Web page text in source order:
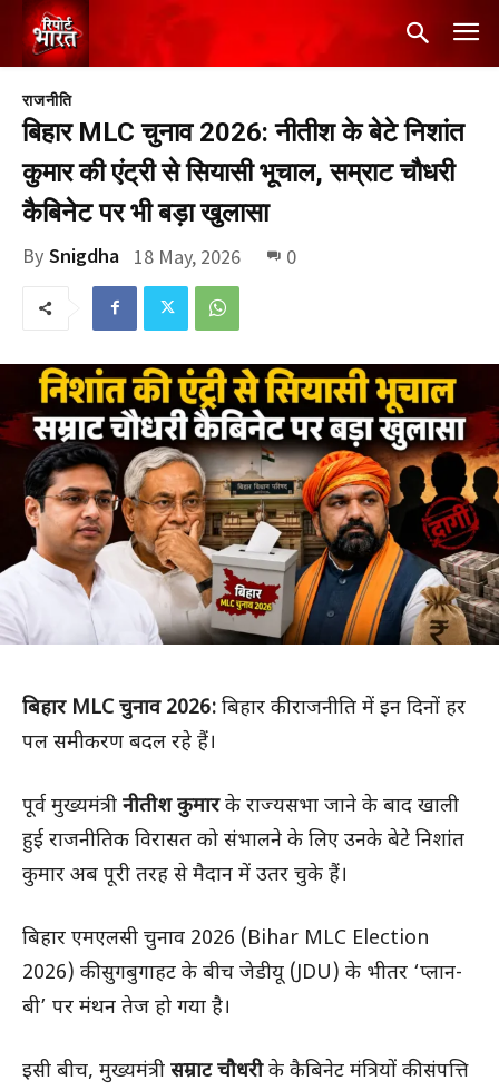
राजनीति
बिहार MLC चुनाव 2026: नीतीश के बेटे निशांत
कुमार की एंट्री से सियासी भूचाल, सम्राट चौधरी
कैबिनेट पर भी बड़ा खुलासा
By Snigdha 18 May, 2026 0
बिहार MLC चुनाव 2026: बिहार की राजनीति में इन दिनों हर
पल समीकरण बदल रहे हैं।
पूर्व मुख्यमंत्री नीतीश कुमारके राज्यसभा जाने के बाद खाली
हुई राजनीतिक विरासत को संभालने के लिए उनके बेटे निशांत
कुमार अब पूरी तरह से मैदान में उतर चुके हैं।
बिहार एमएलसी चुनाव 2026 (Bihar MLC Election
2026) की सुगबुगाहट के बीच जेडीयू (JDU) के भीतर ‘प्लान-
बी’ पर मंथन तेज हो गया है।
इसी बीच, मुख्यमंत्री सम्राट चौधरीके कैबिनेट मंत्रियों की संपत्ति